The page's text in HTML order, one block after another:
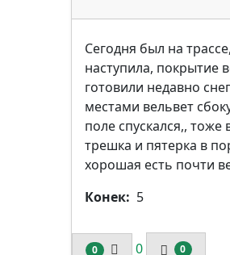
Сегодня был на
наступила, покрытие
готовили недавно
местами вельвет
поле спускался,, тоже
трешка и пятерка в
хорошая есть почти
Конек: 5
0 0 0